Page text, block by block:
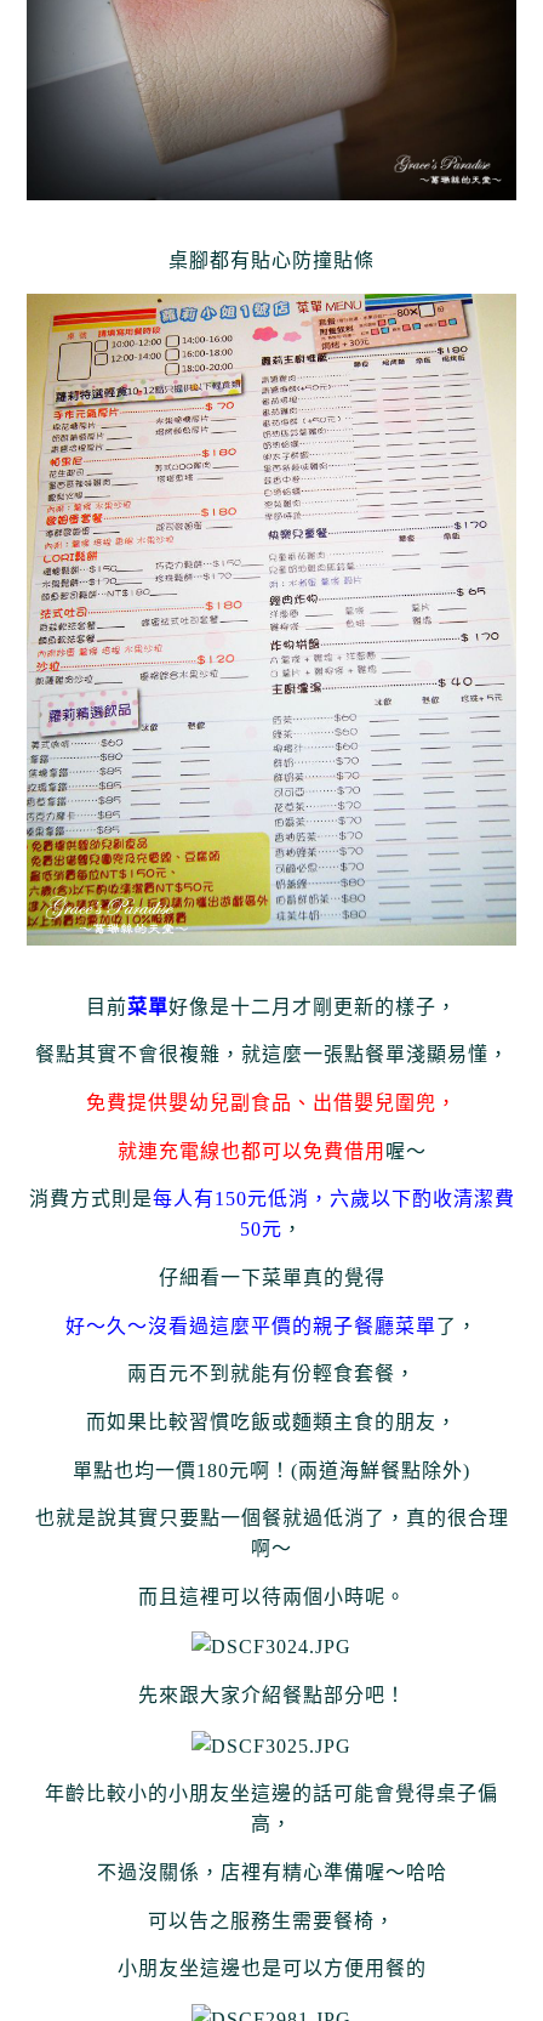
桌腳都有貼心防撞貼條
目前菜單好像是十二月才剛更新的樣子，
餐點其實不會很複雜，就這麼一張點餐單淺顯易懂，
免費提供嬰幼兒副食品、出借嬰兒圍兜，
就連充電線也都可以免費借用 喔～
消費方式則是每人有150元低消，六歲以下酌收清潔費
50元 ，
仔細看一下菜單真的覺得
好～久～沒看過這麼平價的親子餐廳菜單了，
兩百元不到就能有份輕食套餐，
而如果比較習慣吃飯或麵類主食的朋友，
單點也均一價180元啊！(兩道海鮮餐點除外)
也就是說其實只要點一個餐就過低消了，真的很合理
啊～
而且這裡可以待兩個小時呢。
先來跟大家介紹餐點部分吧！
年齡比較小的小朋友坐這邊的話可能會覺得桌子偏
高，
不過沒關係，店裡有精心準備喔～哈哈
可以告之服務生需要餐椅，
小朋友坐這邊也是可以方便用餐的